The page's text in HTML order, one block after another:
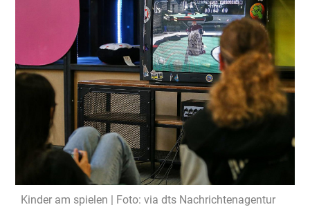
Kinder am spielen | Foto: via dts Nachrichtenagentur